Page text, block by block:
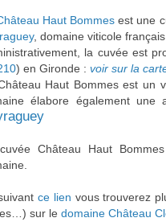
Haut Bommes est une
, domaine viticole
la cuvée est
) en Gironde : voir sur la
Haut Bommes est un
élabore également une
Château Haut
ce lien vous trouverez
sur le domaine Château